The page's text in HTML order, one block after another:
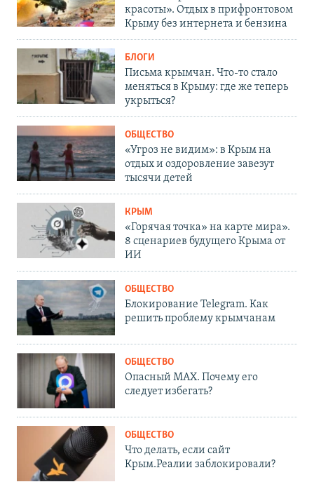
красоты». Отдых в прифронтовом
Крыму без интернета и бензина
БЛОГИ
Письма крымчан. Что-то стало
меняться в Крыму: где же теперь
укрыться?
ОБЩЕСТВО
«Угроз не видим»: в Крым на
отдых и оздоровление завезут
тысячи детей
КРЫМ
«Горячая точка» на карте мира».
8 сценариев будущего Крыма от
ИИ
ОБЩЕСТВО
Блокирование Telegram. Как
решить проблему крымчанам
ОБЩЕСТВО
Опасный MAX. Почему его
следует избегать?
ОБЩЕСТВО
Что делать, если сайт
Крым.Реалии заблокировали?